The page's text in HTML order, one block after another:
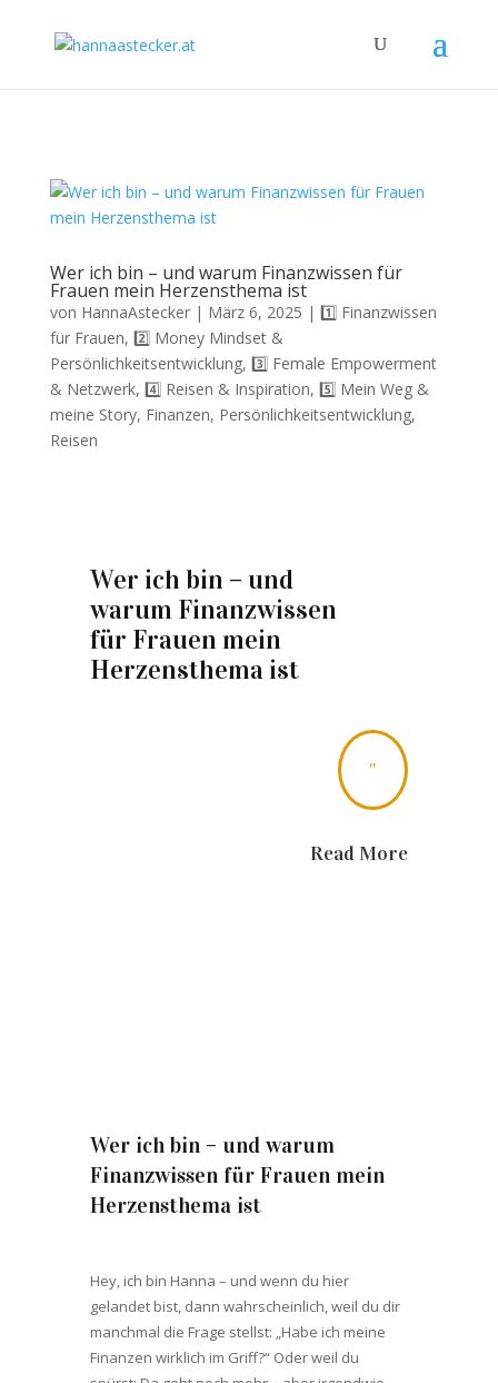
Wer ich bin – und warum Finanzwissen für
Frauen mein Herzensthema ist
von HannaAstecker| März 6, 2025 | 1️⃣ Finanzwissen
für Frauen, 2️⃣ Money Mindset &
Persönlichkeitsentwicklung, 3️⃣ Female Empowerment
& Netzwerk, 4️⃣ Reisen & Inspiration, 5️⃣ Mein Weg &
meine Story, Finanzen, Persönlichkeitsentwicklung,
Reisen
Wer ich bin – und
warum Finanzwissen
für Frauen mein
Herzensthema ist
"
Read More
Wer ich bin – und warum
Finanzwissen für Frauen mein
Herzensthema ist
Hey, ich bin Hanna – und wenn du hier
gelandet bist, dann wahrscheinlich, weil du dir
manchmal die Frage stellst: „Habe ich meine
Finanzen wirklich im Griff?“ Oder weil du